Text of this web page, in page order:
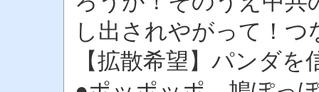
し出されやがって！
【拡散希望】パンダを